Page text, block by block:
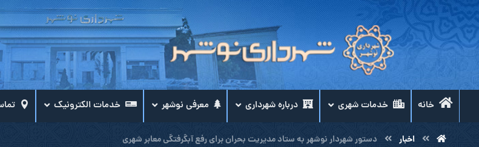
خانه خدمات شهری درباره شهرداری معرفی نوشهر خدمات الکترونیک
اخبار دستور شهردار نوشهر به ستاد مدیریت بحران برای رفع آبگرفتگی معابر شهری